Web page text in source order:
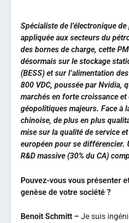
Spécialiste de l’électronique
appliquée aux secteurs du
des bornes de charge, cette
désormais sur le stockage
(BESS) et sur l’alimentation
800 VDC, poussée par Nvidia,
marchés en forte croissance et
géopolitiques majeurs. Face à
chinoise, de plus en plus
mise sur la qualité de service
européen pour se différencier.
R&D massive (30% du CA)
Pouvez-vous vous présenter
genèse de votre société ?
Benoit Schmitt – Je suis